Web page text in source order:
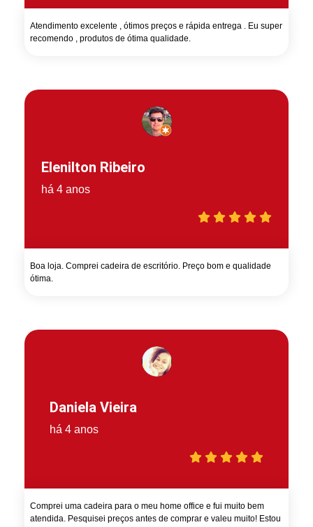
Atendimento excelente , ótimos preços e rápida entrega . Eu super
recomendo , produtos de ótima qualidade.
Elenilton Ribeiro
há 4 anos
Boa loja. Comprei cadeira de escritório. Preço bom e qualidade
ótima.
Daniela Vieira
há 4 anos
Comprei uma cadeira para o meu home office e fui muito bem
atendida. Pesquisei preços antes de comprar e valeu muito! Estou